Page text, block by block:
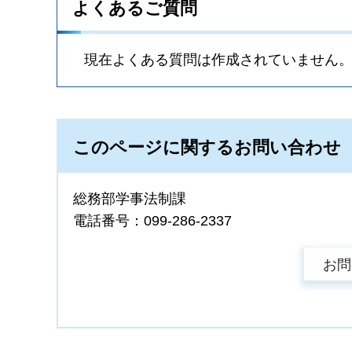
よくあるご質問
現在よくある質問は作成されていません。
このページに関するお問い合わせ
総務部学事法制課
電話番号：099-286-2337